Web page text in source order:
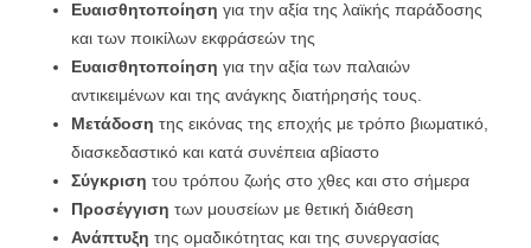
Ευαισθητοποίηση για την αξία της λαϊκής παράδοσης
και των ποικίλων εκφράσεών της
Ευαισθητοποίηση για την αξία των παλαιών
αντικειμένων και της ανάγκης διατήρησής τους.
Μετάδοση της εικόνας της εποχής με τρόπο βιωματικό,
διασκεδαστικό και κατά συνέπεια αβίαστο
Σύγκριση του τρόπου ζωής στο χθες και στο σήμερα
Προσέγγιση των μουσείων με θετική διάθεση
Ανάπτυξη της ομαδικότητας και της συνεργασίας